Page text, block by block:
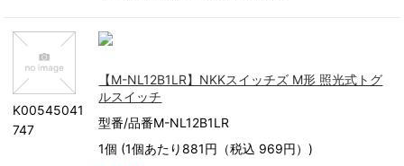
K00545041
747
【M-NL12B1LR】NKKスイッチズ M形 照光式トグ
ルスイッチ
型番/品番M-NL12B1LR
1個 (1個あたり881円（税込 969円）)